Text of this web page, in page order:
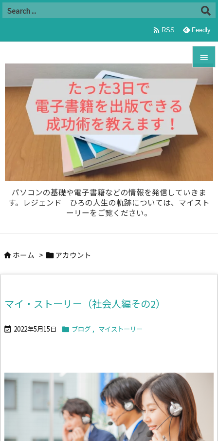
パソコンの基礎や電子書籍などの情報を発信していきま
す。レジェンド ひろの人生の軌跡については、マイスト
ーリーをご覧ください。


メニュ

前へ

検索
 RSS Feedly
 ホーム >  アカウント
マイ・ストーリー（社会人編その2）
 2022年5月15日  ブログ , マイストーリー